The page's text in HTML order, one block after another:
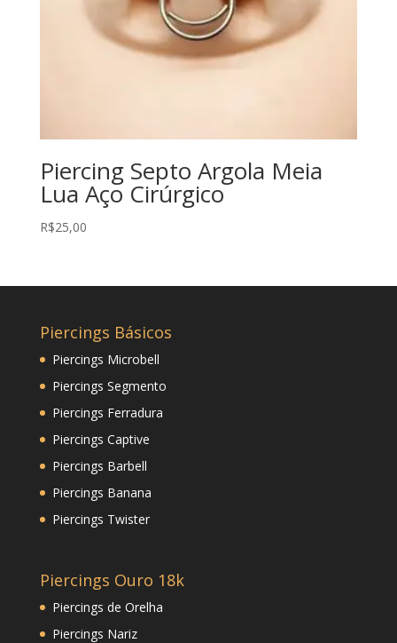
Piercing Septo Argola Meia
Lua Aço Cirúrgico
R$25,00
Piercings Básicos
Piercings Microbell
Piercings Segmento
Piercings Ferradura
Piercings Captive
Piercings Barbell
Piercings Banana
Piercings Twister
Piercings Ouro 18k
Piercings de Orelha
Piercings Nariz